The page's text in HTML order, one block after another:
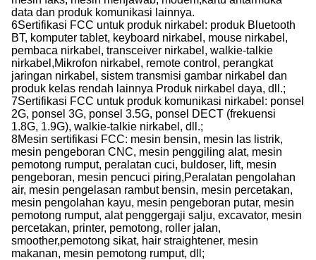
data dan produk komunikasi lainnya.
6Sertifikasi FCC untuk produk nirkabel: produk Bluetooth
BT, komputer tablet, keyboard nirkabel, mouse nirkabel,
pembaca nirkabel, transceiver nirkabel, walkie-talkie
nirkabel,Mikrofon nirkabel, remote control, perangkat
jaringan nirkabel, sistem transmisi gambar nirkabel dan
produk kelas rendah lainnya Produk nirkabel daya, dll.;
7Sertifikasi FCC untuk produk komunikasi nirkabel: ponsel
2G, ponsel 3G, ponsel 3.5G, ponsel DECT (frekuensi
1.8G, 1.9G), walkie-talkie nirkabel, dll.;
8Mesin sertifikasi FCC: mesin bensin, mesin las listrik,
mesin pengeboran CNC, mesin penggiling alat, mesin
pemotong rumput, peralatan cuci, buldoser, lift, mesin
pengeboran, mesin pencuci piring,Peralatan pengolahan
air, mesin pengelasan rambut bensin, mesin percetakan,
mesin pengolahan kayu, mesin pengeboran putar, mesin
pemotong rumput, alat penggergaji salju, excavator, mesin
percetakan, printer, pemotong, roller jalan,
smoother,pemotong sikat, hair straightener, mesin
makanan, mesin pemotong rumput, dll;